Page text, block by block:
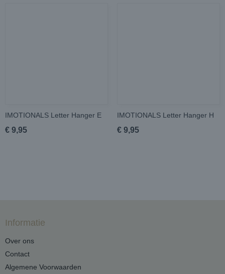
IMOTIONALS Letter Hanger E
€ 9,95
IMOTIONALS Letter Hanger H
€ 9,95
Informatie
Over ons
Contact
Algemene Voorwaarden